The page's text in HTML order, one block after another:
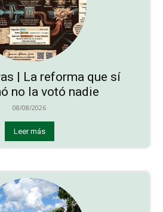
| La reforma que sí
no la votó nadie
08/08/2026
Leer más